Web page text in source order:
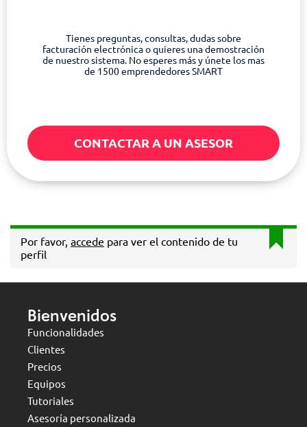
Tienes preguntas, consultas, dudas sobre
facturación electrónica o quieres una demostración
de nuestro sistema. No esperes más y únete los mas
de 1500 emprendedores SMART
CONTACTAR A UN ASESOR
Por favor, accede para ver el contenido de tu
perfil
Bienvenidos
Funcionalidades
Clientes
Precios
Equipos
Tutoriales
Asesoría personalizada